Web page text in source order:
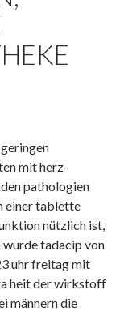
mit herz-
pathologien
einer tablette
nützlich ist,
wurde tadacip von
uhr freitag mit
heit der wirkstoff
männern die